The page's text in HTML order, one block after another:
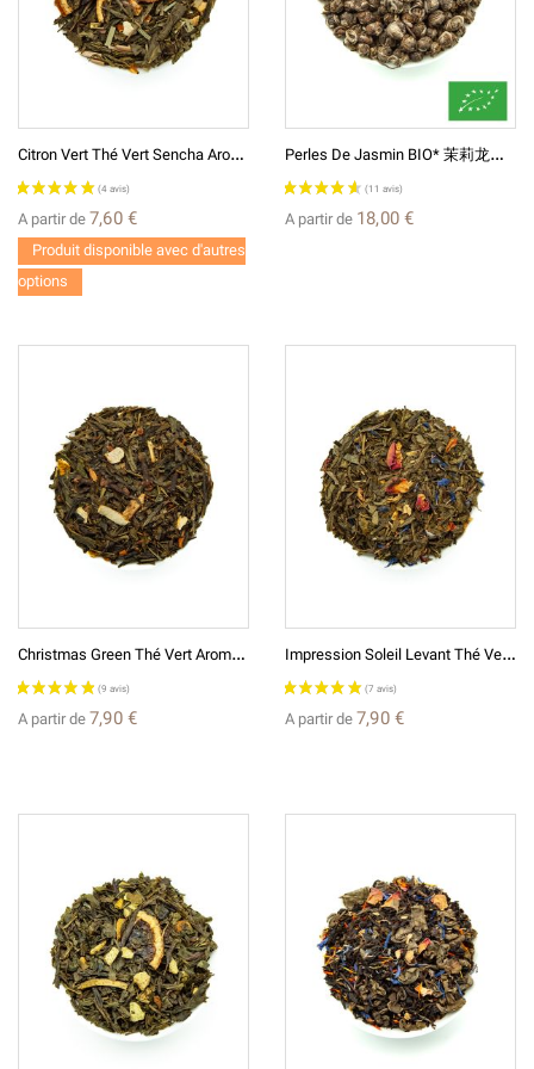
C
Itron Vert Thé Vert Sencha Aromatisé
A partir de 7,60 €
Produit disponible avec d'autres
options
P
Erles De Jasmin BIO* 茉莉龙珠 Thé Vert De Chine Au Jasmin
A partir de 18,00 €
C
Hristmas Green Thé Vert Aromatisé De Noël
A partir de 7,90 €
I
Mpression Soleil Levant Thé Vert Aromatisé
A partir de 7,90 €